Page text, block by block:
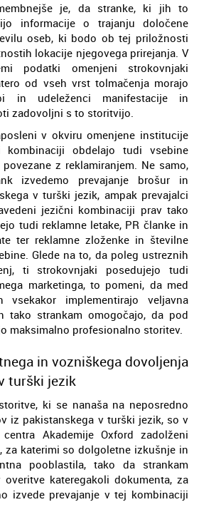
je, da stranke, ki jih to
informacije o trajanju določene
oseb, ki bodo ob tej priložnosti
lokacije njegovega prirejanja. V
podatki omenjeni strokovnjaki
od vseh vrst tolmačenja morajo
in udeleženci manifestacije in
zadovoljni s to storitvijo.
v okviru omenjene institucije
obdelajo tudi vsebine
z reklamiranjem. Ne samo,
izvedemo prevajanje brošur in
v turški jezik, ampak prevajalci
jezični kombinaciji prav tako
tudi reklamne letake, PR članke in
ter reklamne zloženke in številne
Glede na to, da poleg ustreznih
ti strokovnjaki posedujejo tudi
marketinga, to pomeni, da med
vsekakor implementirajo veljavna
tako strankam omogočajo, da pod
maksimalno profesionalno storitev.
in vozniškega dovoljenja
turški jezik
ki se nanaša na neposredno
iz pakistanskega v turški jezik, so v
Akademije Oxford zadolženi
za katerimi so dolgoletne izkušnje in
pooblastila, tako da strankam
kateregakoli dokumenta, za
izvede prevajanje v tej kombinaciji